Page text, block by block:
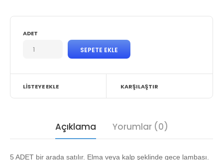
ADET
LISTEYE EKLE KARŞILAŞTIR
Açıklama Yorumlar (0)
5 ADET bir arada satılır. Elma veya kalp şeklinde gece lambası.